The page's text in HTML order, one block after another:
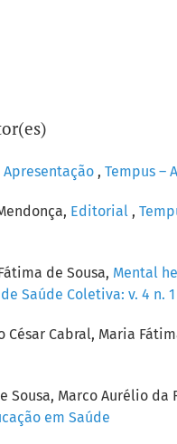
Apresentação , Tempus –
Editorial ,
de Sousa, Mental
Saúde Coletiva: v. 4 n.
Cabral, Maria
Sousa, Marco Aurélio da
em Saúde